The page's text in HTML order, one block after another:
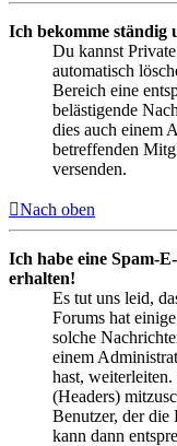
Ich bekomme ständig
Du kannst
automatisch
Bereich eine
belästigende
dies auch einem
betreffenden
versenden.
Nach oben
Ich habe eine Spam-
erhalten!
Es tut uns leid,
Forums hat
solche
einem
hast,
(Headers)
Benutzer, der
kann dann